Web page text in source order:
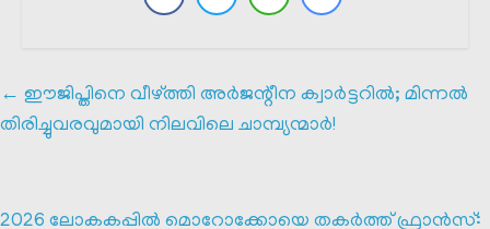
← ഈജിപ്തിനെ വീഴ്ത്തി അർജന്റീന ക്വാർട്ടറിൽ; മിന്നൽ
തിരിച്ചുവരവുമായി നിലവിലെ ചാമ്പ്യന്മാർ!
2026 ലോകകപ്പിൽ മൊറോക്കോയെ തകർത്ത് ഫ്രാൻസ്: